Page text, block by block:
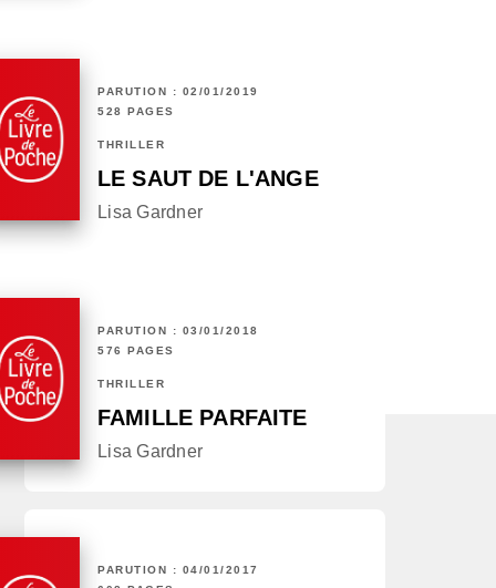
PARUTION : 02/01/2019
528 PAGES
THRILLER
LE SAUT DE L'ANGE
Lisa Gardner
PARUTION : 03/01/2018
576 PAGES
THRILLER
FAMILLE PARFAITE
Lisa Gardner
PARUTION : 04/01/2017